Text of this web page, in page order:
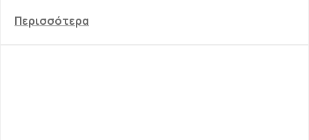
Περισσότερα